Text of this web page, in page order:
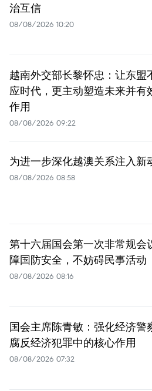
治互信
08/08/2026 10:20
越南外交部长黎怀忠：让东盟
应时代，更主动塑造未来并有
作用
08/08/2026 09:22
为进一步深化越澳关系注入新
08/08/2026 08:58
第十六届国会第一次非常规会
障国防安全，不妨碍民事活动
08/08/2026 08:16
国会主席陈青敏：强化经济警
腐反经济犯罪中的核心作用
08/08/2026 07:32